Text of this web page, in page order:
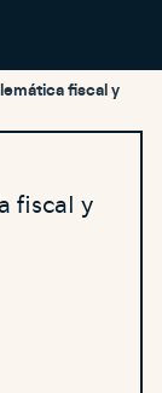
fiscal y
fiscal y